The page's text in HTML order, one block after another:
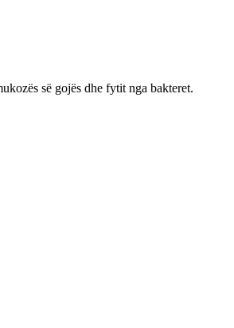
së gojës dhe fytit nga bakteret.